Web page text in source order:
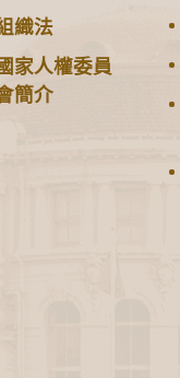
織法
家人權委員
簡介